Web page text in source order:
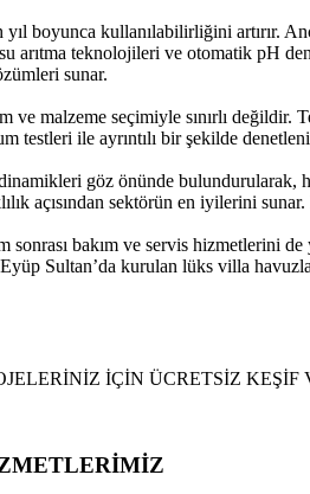
yıl boyunca kullanılabilirliğini artırır.
arıtma teknolojileri ve otomatik pH
sunar.
ve malzeme seçimiyle sınırlı
testleri ile ayrıntılı bir şekilde
göz önünde bulundurularak,
açısından sektörün en iyilerini
bakım ve servis hizmetlerini
Sultan’da kurulan lüks villa
İÇİN ÜCRETSİZ